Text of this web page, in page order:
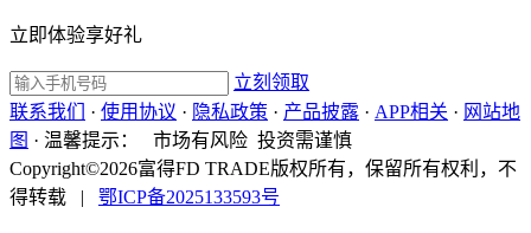
立即体验享好礼
立刻领取
联系我们
· 使用协议 · 隐私政策 · 产品披露 · APP相关 · 网站地
图 · 温馨提示：
市场有风险 投资需谨慎
Copyright©2026富得FD TRADE版权所有，保留所有权利，不
得转载
| 鄂ICP备2025133593号